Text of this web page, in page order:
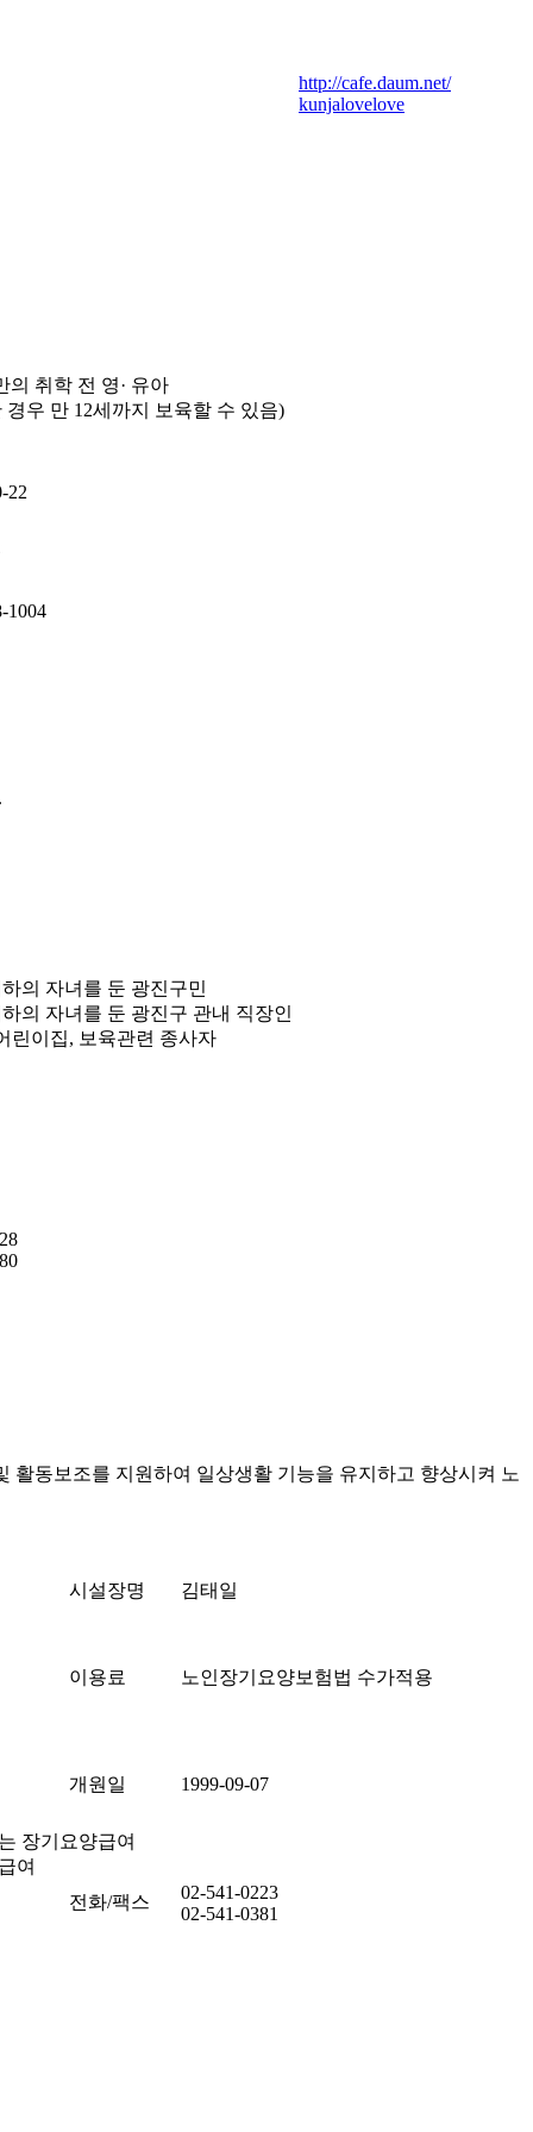
http://cafe.daum.net/
kunjalovelove
의 취학 전 영· 유아
경우 만 12세까지 보육할 수 있음)
22
1004
하의 자녀를 둔 광진구민
하의 자녀를 둔 광진구 관내 직장인
린이집, 보육관련 종사자
동보조를 지원하여 일상생활 기능을 유지하고 향상시켜 노
시설장명
김태일
이용료 노인장기요양보험법 수가적용
개원일
1999-09-07
장기요양급여
여
전화/팩스
02-541-0223
02-541-0381